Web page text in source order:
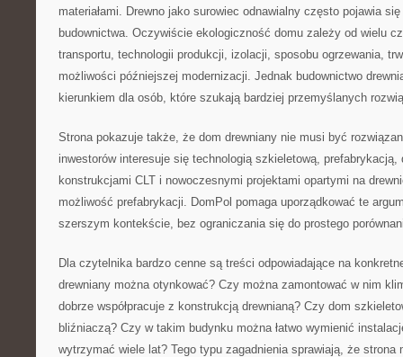
materiałami. Drewno jako surowiec odnawialny często pojawia
budownictwa. Oczywiście ekologiczność domu zależy od wielu
transportu, technologii produkcji, izolacji, sposobu ogrzewania,
możliwości późniejszej modernizacji. Jednak budownictwo
kierunkiem dla osób, które szukają bardziej przemyślanych
Strona pokazuje także, że dom drewniany nie musi być
inwestorów interesuje się technologią szkieletową, prefabrykacją,
konstrukcjami CLT i nowoczesnymi projektami opartymi na
możliwość prefabrykacji. DomPol pomaga uporządkować te
szerszym kontekście, bez ograniczania się do prostego
Dla czytelnika bardzo cenne są treści odpowiadające na
drewniany można otynkować? Czy można zamontować w nim
dobrze współpracuje z konstrukcją drewnianą? Czy dom
bliźniaczą? Czy w takim budynku można łatwo wymienić
wytrzymać wiele lat? Tego typu zagadnienia sprawiają, że strona